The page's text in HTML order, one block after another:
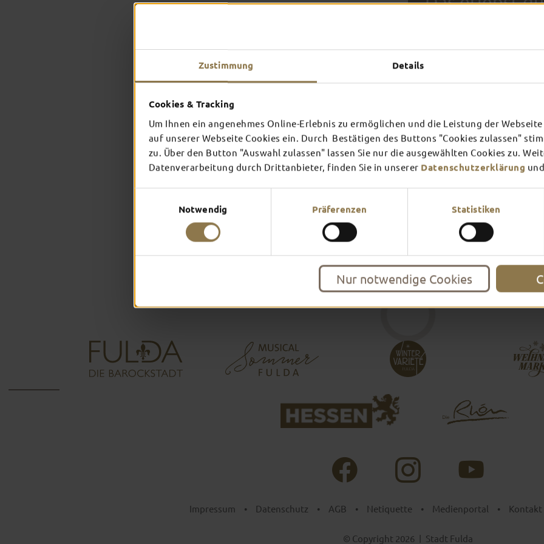
Zustimmung Details
Cookies & Tracking
Um Ihnen ein angenehmes Online-Erlebnis zu ermöglichen und die Leistung der
auf unserer Webseite Cookies ein. Durch Bestätigen des Buttons "Cookies zulassen"
zu. Über den Button "Auswahl zulassen" lassen Sie nur die ausgewählten Cookies zu.
Datenverarbeitung durch Drittanbieter, finden Sie in unserer Datenschutzerklärung
Notwendig Präferenzen Statistiken
Nur notwendige Cookies
THEATER
Mehr erfahren Mehr
FULDA AN
Inspiration ansehen
TOP-
In Fulda ist irgendwo immer
Theater – entdecke hier
Impressum • Datenschutz • AGB • Netiquette • Medienportal • Kontakt
© Copyright 2026 | Stadt Fulda